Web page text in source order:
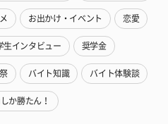
お出かけ・イベント 恋愛
生インタビュー 奨学金
バイト知識 バイト体験談
か勝たん！